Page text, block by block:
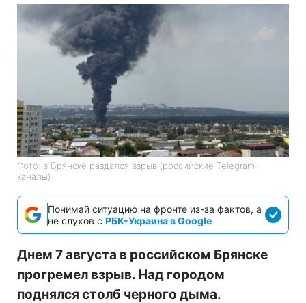
Фото: в Брянске раздался взрыв (российские Telegram-
каналы)
Понимай ситуацию на фронте из-за фактов, а
не слухов с РБК-Украина в Google
Днем 7 августа в российском Брянске
прогремел взрыв. Над городом
поднялся столб черного дыма.